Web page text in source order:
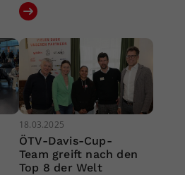
18.03.2025
ÖTV-Davis-Cup-
Team greift nach den
Top 8 der Welt